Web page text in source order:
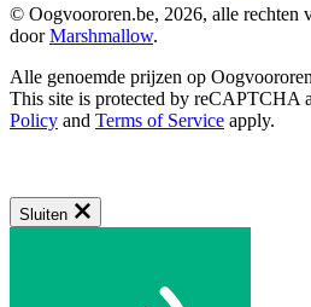
© Oogvoororen.be, 2026, alle rechten
doorMarshmallow.
Alle genoemde prijzen op
This site is protected by reCAPTCHA
Policy and Terms of Service apply.
Sluiten